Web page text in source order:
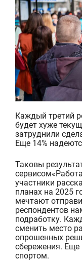
Каждый третий россиянин считает, что 2025 год
будет хуже
затруднили
Еще 14%
Таковы
сервисом
участники
планах на 2025
мечтают
респондентов
подработку.
сменить место
опрошенных
сбережения. Еще
спортом.